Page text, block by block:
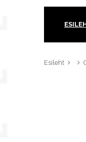
Esileht